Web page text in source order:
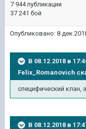
7 944 публикации
37 241 бой
Опубликовано: 8 дек
В 08.12.2018 в
Felix_Romanovich
специфический клан,
В 08.12.2018 в